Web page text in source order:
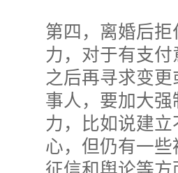
第四，离婚后
力，对于有支
之后再寻求变
事人，要加大
力，比如说建
心，但仍有一